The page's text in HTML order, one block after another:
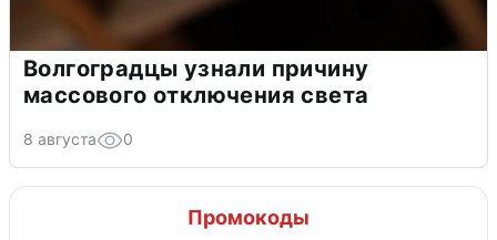
Волгоградцы узнали причину
массового отключения света
8 августа 0
Промокоды